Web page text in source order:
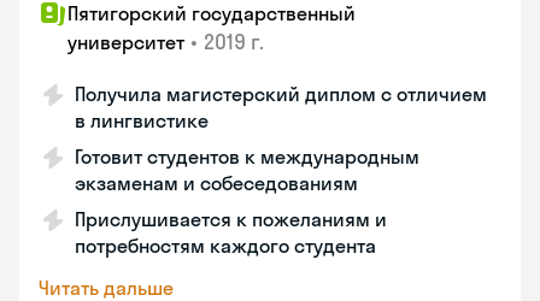
Пятигорский государственный
университет • 2019 г.
Получила магистерский диплом с отличием
в лингвистике
Готовит студентов к международным
экзаменам и собеседованиям
Прислушивается к пожеланиям и
потребностям каждого студента
Читать дальше